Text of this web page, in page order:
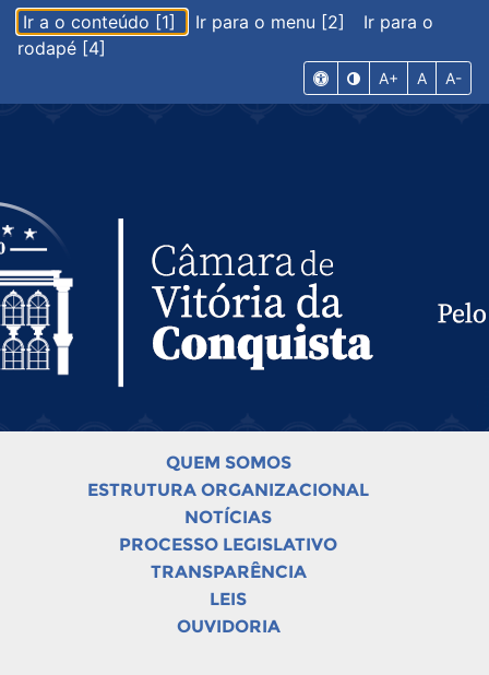
Ir a o conteúdo [1] Ir para o menu [2]
Ir para o
rodapé [4]
A+ A A-
QUEM SOMOS
ESTRUTURA ORGANIZACIONAL
NOTÍCIAS
PROCESSO LEGISLATIVO
TRANSPARÊNCIA
LEIS
OUVIDORIA